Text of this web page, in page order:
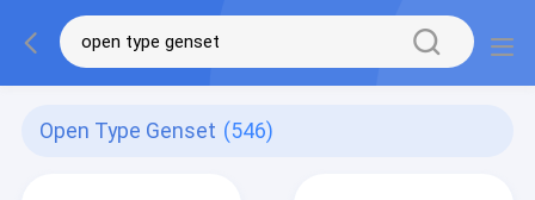
Open Type Genset (546)